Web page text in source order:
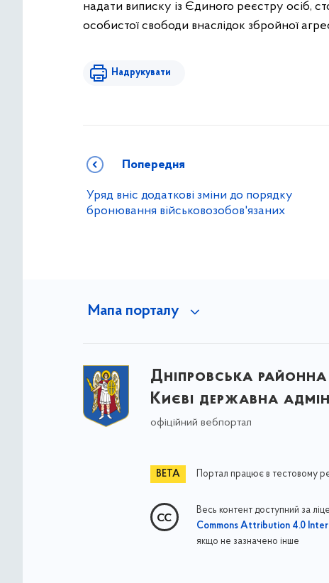
надати виписку із Єдиного реєстру осіб,
особистої свободи внаслідок збройної
Надрукувати
Попередня
Уряд вніс додаткові зміни до порядку
бронювання військовозобов'язаних
Мапа порталу
Дніпровська районна
Києві державна
офіційний вебпортал
Портал працює в тестовому
Весь контент доступний за
Commons Attribution 4.0
якщо не зазначено інше